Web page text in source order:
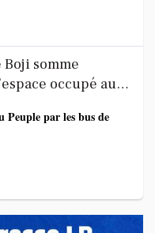
somme
occupé au
Peuple par les bus de
salue les